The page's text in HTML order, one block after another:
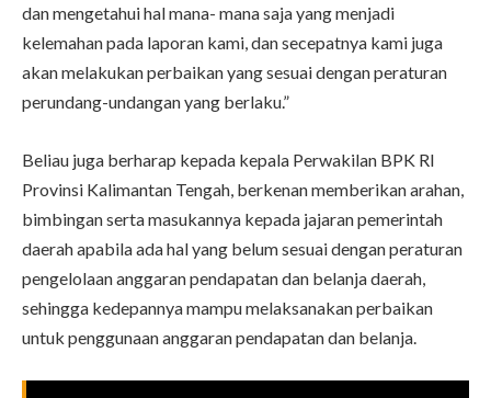
dan mengetahui hal mana- mana saja yang menjadi
kelemahan pada laporan kami, dan secepatnya kami juga
akan melakukan perbaikan yang sesuai dengan peraturan
perundang-undangan yang berlaku.”
Beliau juga berharap kepada kepala Perwakilan BPK RI
Provinsi Kalimantan Tengah, berkenan memberikan arahan,
bimbingan serta masukannya kepada jajaran pemerintah
daerah apabila ada hal yang belum sesuai dengan peraturan
pengelolaan anggaran pendapatan dan belanja daerah,
sehingga kedepannya mampu melaksanakan perbaikan
untuk penggunaan anggaran pendapatan dan belanja.